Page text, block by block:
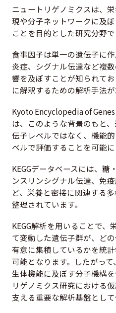
ニュートリゲノミクスは、
現や分子ネットワークに及
ことを目的とした研究分野で
食事因子は単一の遺伝子に
炎症、シグナル伝達など複
響を及ぼすことが知られて
に解釈するための解析手法が
Kyoto Encyclopedia of
は、このような背景のもと
伝子レベルではなく、機能
ベルで評価することを可能に
KEGGデータベースには、糖
ンスリンシグナル伝達、免
ど、栄養と密接に関連する
整理されています。
KEGG解析を用いることで、
て変動した遺伝子群が、ど
有意に集積しているかを統
可能となります。したがっ
生体機能に及ぼす分子機構
リゲノミクス研究における
支える重要な解析基盤として